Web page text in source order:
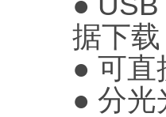
据下载
● 可直
● 分光